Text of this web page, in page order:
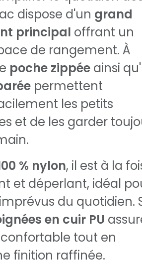
dispose d'un grand
principal offrant un
de rangement. À
poche zippée ainsi
permettent
les petits
et de les garder
% nylon, il est à la
et déperlant, idéal
du quotidien.
en cuir PU
tout en
finition raffinée.